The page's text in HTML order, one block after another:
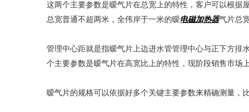
这两个主要参数是暧气片在总宽上的特性，客户可以根据
总宽普通不超两米，全伟岸于一米的暧电磁加热器气片总
管理中心距就是指暧气片上边进水管管理中心与正下方排
个主要参数是暧气片在高宽比上的特性，现阶段销售市场
暧气片的规格可以依据好多个关键主要参数来精确测量，